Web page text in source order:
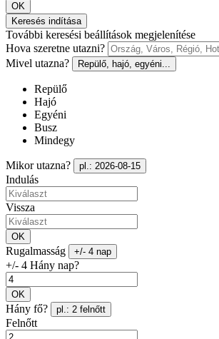
OK
Keresés indítása
További keresési beállítások megjelenítése
Hova szeretne utazni?
Mivel utazna?
Repülő, hajó, egyéni...
Repülő
Hajó
Egyéni
Busz
Mindegy
Mikor utazna? pl.: 2026-08-15
Indulás
Vissza
OK
Rugalmasság +/- 4 nap
+/- 4 Hány nap?
OK
Hány fő? pl.: 2 felnőtt
Felnőtt